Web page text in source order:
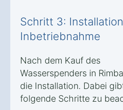
Schritt 3:
Inbetriebnahme
Nach dem Kauf des
Wasserspenders in
die Installation. Dabei
folgende Schritte zu